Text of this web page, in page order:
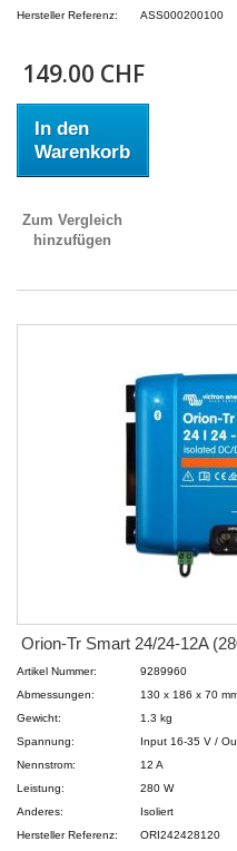
Hersteller Referenz:
ASS000200100
149.00 CHF
In den
Warenkorb
Zum Vergleich
hinzufügen
Orion-Tr Smart 24/24-12A
Artikel Nummer:
9289960
Abmessungen:
130 x 186 x 70
Gewicht:
1.3 kg
Spannung:
Input 16-35 V /
Nennstrom:
12 A
Leistung:
280 W
Anderes:
Isoliert
Hersteller Referenz:
ORI242428120